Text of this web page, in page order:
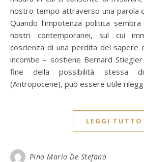
nostro tempo attraverso una parola
Quando l’impotenza politica
nostri contemporanei, sul cui
coscienza di una perdita del sapere
incombe – sostiene Bernard Stiegler
fine della possibilità stessa
(Antropocene), può essere utile
LEGGI TUTTO
Pino Mario De Stefano